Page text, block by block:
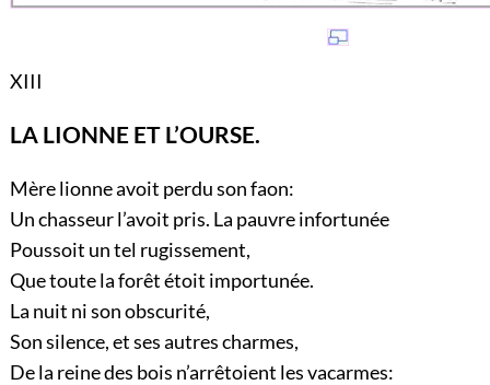
XIII
LA LIONNE ET L’OURSE.
Mère lionne avoit perdu son faon:
Un chasseur l’avoit pris. La pauvre infortunée
Poussoit un tel rugissement,
Que toute la forêt étoit importunée.
La nuit ni son obscurité,
Son silence, et ses autres charmes,
De la reine des bois n’arrêtoient les vacarmes: